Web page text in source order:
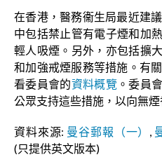
在香港，醫務衞生局最近建
中包括禁止管有電子煙和加
輕人吸煙。另外，亦包括擴
和加強戒煙服務等措施。有
看委員會的資料概覽 。委員
公眾支持這些措施，以向無煙
資料來源: 曼谷郵報（一） ,
(只提供英文版本)